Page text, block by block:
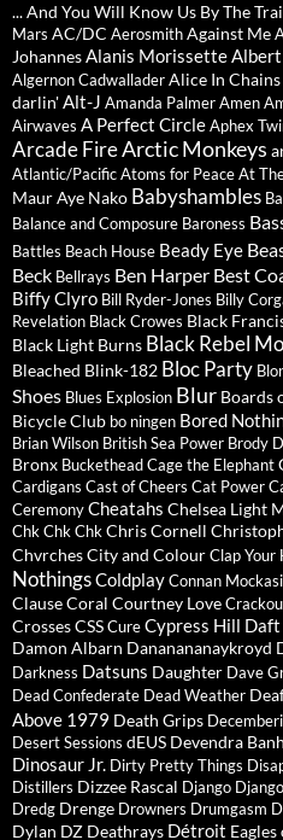
... And You Will Know Us By The
Mars AC/DC AerosmithAgainst Me
JohannesAlanis MorissetteAlbert
Algernon CadwalladerAlice In Chains
darlin'Alt-J Amanda PalmerAmen
Airwaves A Perfect CircleAphex
Arcade FireArctic Monkeys
Atlantic/PacificAtoms for PeaceAt
MaurAye Nako Babyshambles
Balance and Composure Baroness
Battles Beach House Beady Eye
Beck Bellrays Ben Harper Best
Biffy Clyro Bill Ryder-Jones Billy
Revelation Black Crowes Black
Black Light Burns Black Rebel
Bleached Blink-182 Bloc Party
Shoes Blues Explosion Blur Boards
Bicycle Club bo ningen Bored
Brian Wilson British Sea Power Brody
Bronx BucketheadCage the Elephant
Cardigans Cast of Cheers Cat Power
CeremonyCheatahs Chelsea Light
Chk Chk ChkChris Cornell
ChvrchesCity and ColourClap Your
NothingsColdplayConnan
ClauseCoral Courtney Love
CrossesCSSCureCypress Hill Daft
Damon Albarn Dananananaykroyd
Darkness Datsuns Daughter Dave
Dead Confederate Dead Weather
Above 1979 Death Grips
Desert Sessions dEUS Devendra
Dinosaur Jr. Dirty Pretty Things
Distillers Dizzee Rascal Django Django
Dredg Drenge Drowners Drumgasm
Dylan DZ Deathrays Détroit